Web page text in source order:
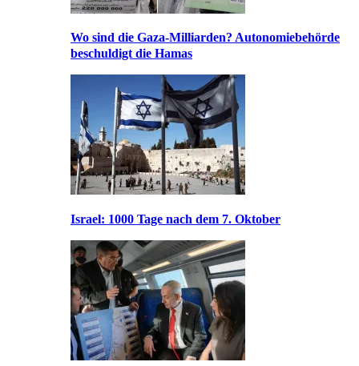
Wo sind die Gaza-Milliarden? Autonomiebehörde
beschuldigt die Hamas
Israel: 1000 Tage nach dem 7. Oktober